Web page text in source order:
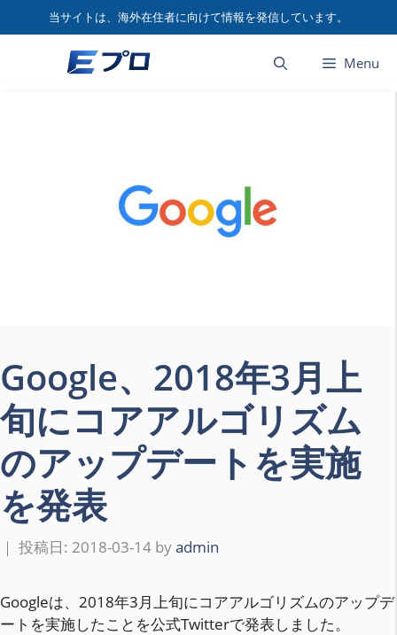
ン
当サイトは、海外在住者に向けて情報を発信しています。
Menu
Google、2018年3月上
旬にコアアルゴリズム
のアップデートを実施
を発表
2018-03-14 byadmin
Googleは、2018年3月上旬にコアアルゴリズムのアップデ
ートを実施したことを公式Twitterで発表しました。